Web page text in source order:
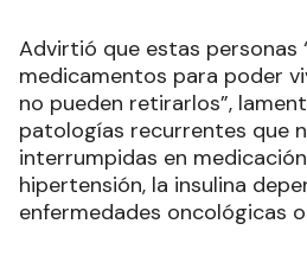
Advirtió que estas personas
medicamentos para poder
no pueden retirarlos”,
patologías recurrentes que
interrumpidas en
hipertensión, la insulina
enfermedades oncológicas o